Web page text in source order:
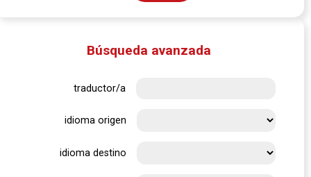
Búsqueda avanzada
traductor/a
idioma origen
idioma destino